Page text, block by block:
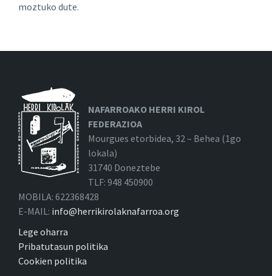
moztuko dute.
NAFARROAKO HERRI KIROL
FEDERAZIOA
Mourgues etorbidea, 32 – Behea (1go
lokala)
31740 Doneztebe
TLF: 948 450900
MOBILA: 622368428
E-MAIL: info@herrikirolaknafarroa.org
Lege oharra
Pribatutasun politika
Cookien politika